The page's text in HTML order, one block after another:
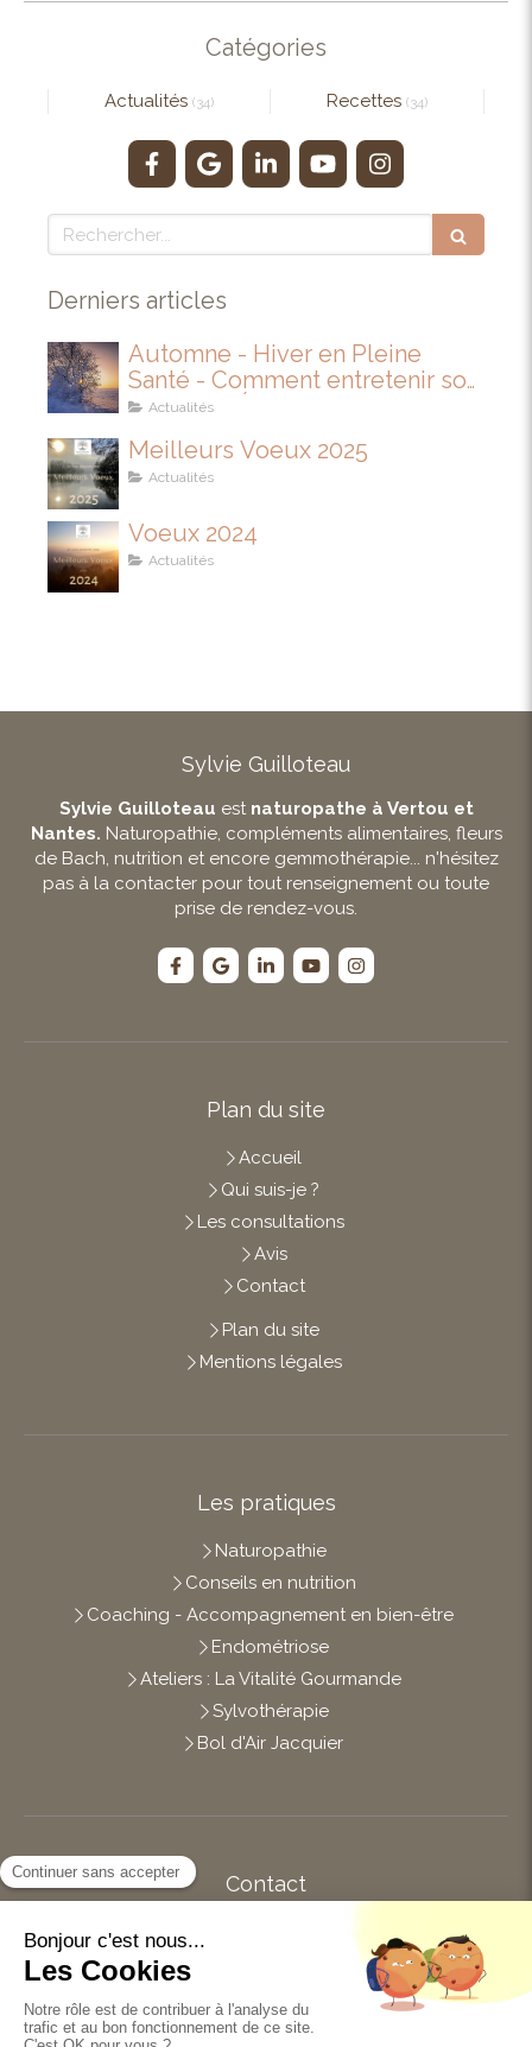
Catégories
Actualités (34) Recettes (34)
Rechercher
Derniers articles
Automne - Hiver en Pleine
Santé - Comment entretenir son
IMMUNITÉ
Actualités
Meilleurs Voeux 2025
Actualités
Voeux 2024
Actualités
Sylvie Guilloteau
Sylvie Guilloteau est naturopathe à Vertou et
Nantes. Naturopathie, compléments alimentaires, fleurs
de Bach, nutrition et encore gemmothérapie... n'hésitez
pas à la contacter pour tout renseignement ou toute
prise de rendez-vous.
Plan du site
Accueil
Qui suis-je ?
Les consultations
Avis
Contact
Plan du site
Mentions légales
Les pratiques
Naturopathie
Conseils en nutrition
Coaching - Accompagnement en bien-être
Endométriose
Ateliers : La Vitalité Gourmande
Sylvothérapie
Bol d'Air Jacquier
Contact
14 impasse des Brianderies
44120 Vertou
DuLundiauVendredi